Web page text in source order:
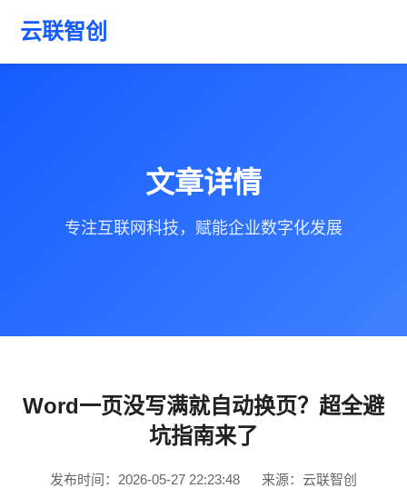
云联智创
文章详情
专注互联网科技，赋能企业数字化发展
Word一页没写满就自动换页？超全避
坑指南来了
发布时间：2026-05-27 22:23:48 来源：云联智创